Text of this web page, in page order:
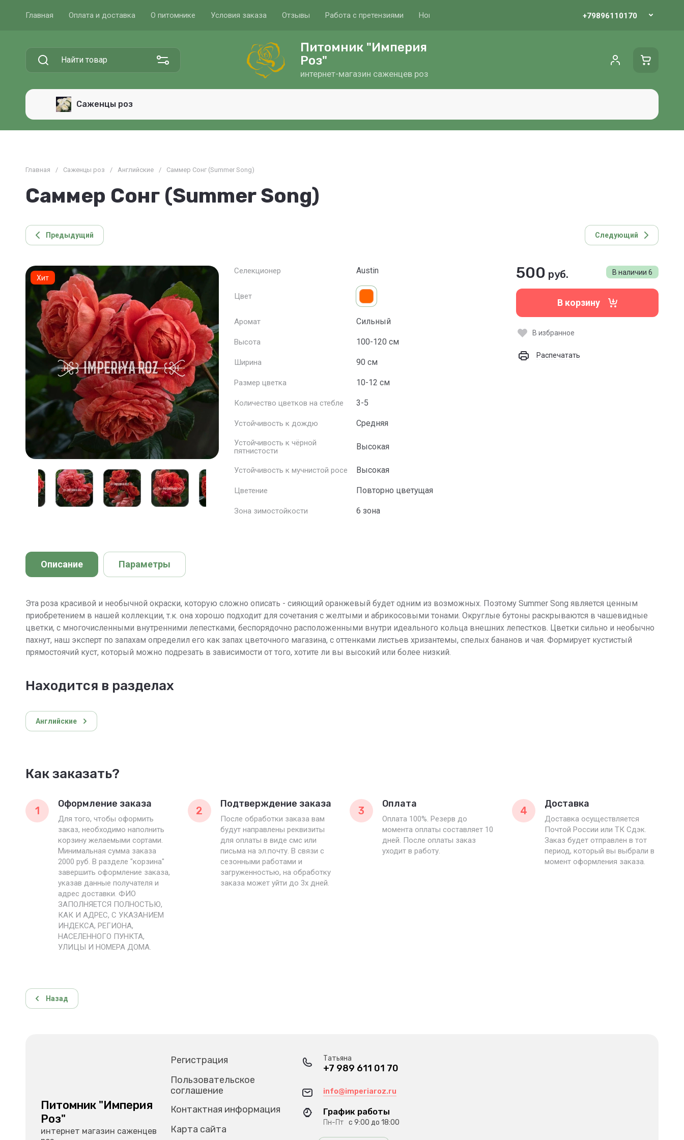
Главная Оплата и доставка О питомнике Условия заказа Отзывы Работа с претензиями Новости и акции +79896110170
Питомник "Империя
Роз"
интернет-магазин саженцев роз
Саженцы роз
Главная / Саженцы роз / Английские / Саммер Сонг (Summer Song)
Саммер Сонг (Summer Song)
Предыдущий Следующий
Хит
Селекционер Austin
Цвет
Аромат Сильный
Высота 100-120 см
Ширина 90 см
Размер цветка 10-12 см
Количество цветков на стебле 3-5
Устойчивость к дождю Средняя
Устойчивость к чёрной
пятнистости
Высокая
Устойчивость к мучнистой росе Высокая
Цветение Повторно цветущая
Зона зимостойкости 6 зона
В наличии 6
500 руб.
В корзину
В избранное
Распечатать
Описание Параметры
Эта роза красивой и необычной окраски, которую сложно описать - сияющий оранжевый будет одним из возможных. Поэтому Summer Song является ценным
приобретением в нашей коллекции, т.к. она хорошо подходит для сочетания с желтыми и абрикосовыми тонами. Округлые бутоны раскрываются в чашевидные
цветки, с многочисленными внутренними лепестками, беспорядочно расположенными внутри идеального кольца внешних лепестков. Цветки сильно и необычно
пахнут, наш эксперт по запахам определил его как запах цветочного магазина, с оттенками листьев хризантемы, спелых бананов и чая. Формирует кустистый
прямостоячий куст, который можно подрезать в зависимости от того, хотите ли вы высокий или более низкий.
Находится в разделах
Английские
Как заказать?
1
Оформление заказа
Для того, чтобы оформить
заказ, необходимо наполнить
корзину желаемыми сортами.
Минимальная сумма заказа
2000 руб. В разделе "корзина"
завершить оформление заказа,
указав данные получателя и
адрес доставки. ФИО
ЗАПОЛНЯЕТСЯ ПОЛНОСТЬЮ,
КАК И АДРЕС, С УКАЗАНИЕМ
ИНДЕКСА, РЕГИОНА,
НАСЕЛЕННОГО ПУНКТА,
УЛИЦЫ И НОМЕРА ДОМА.
2
Подтверждение заказа
После обработки заказа вам
будут направлены реквизиты
для оплаты в виде смс или
письма на эл.почту. В связи с
сезонными работами и
загруженностью, на обработку
заказа может уйти до 3х дней.
3
Оплата
Оплата 100%. Резерв до
момента оплаты составляет 10
дней. После оплаты заказ
уходит в работу.
4
Доставка
Доставка осуществляется
Почтой России или ТК Сдэк.
Заказ будет отправлен в тот
период, который вы выбрали в
момент оформления заказа.
Назад
Питомник "Империя
Роз"
интернет магазин саженцев
Регистрация
Пользовательское
соглашение
Контактная информация
Карта сайта
Татьяна
+7 989 611 01 70
info@imperiaroz.ru
График работы
Пн-Пт с 9:00 до 18:00